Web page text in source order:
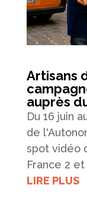
Artisans
auprès
Du 16 juin
de
spot vidéo
France 2 et
LIRE PLUS